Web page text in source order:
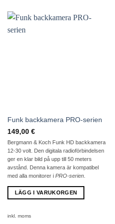
Funk backkamera PRO-serien
149,00 €
Bergmann & Koch Funk HD backkamera
12-30 volt. Den digitala radioförbindelsen
ger en klar bild på upp till 50 meters
avstånd. Denna kamera är kompatibel
med alla monitorer i PRO-serien.
LÄGG I VARUKORGEN
inkl. moms